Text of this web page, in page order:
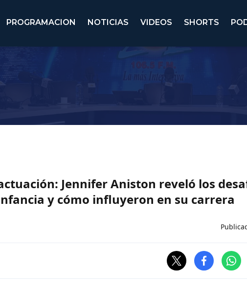
PROGRAMACION NOTICIAS VIDEOS SHORTS
Jennifer Aniston reveló los
y cómo influyeron en su carrera